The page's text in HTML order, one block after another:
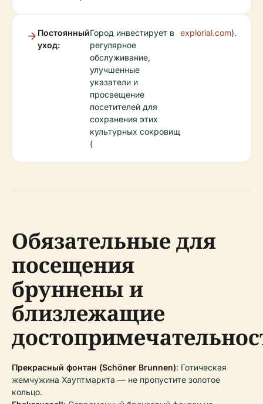
Постоянный
уход:
Город инвестирует в
регулярное
обслуживание,
улучшенные
указатели и
просвещение
посетителей для
сохранения этих
культурных сокровищ
(
explorial.com).
Обязательные для
посещения
бруннены и
близлежащие
Прекрасный фонтан (Schöner Brunnen): Готическая
жемчужина Хауптмаркта — не пропустите золотое
кольцо.